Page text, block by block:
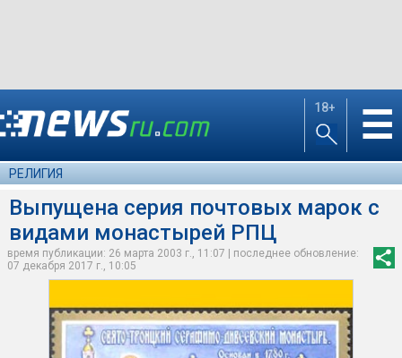
18+ ☰
РЕЛИГИЯ
Выпущена серия почтовых марок с
видами монастырей РПЦ
время публикации: 26 марта 2003 г., 11:07 | последнее обновление:
07 декабря 2017 г., 10:05